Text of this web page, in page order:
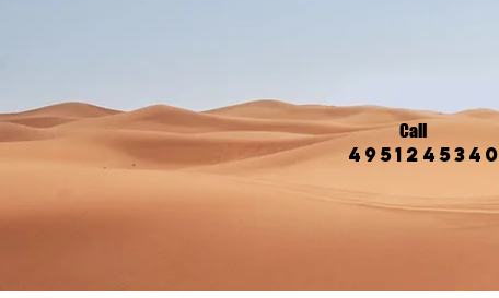
Call
4951245340